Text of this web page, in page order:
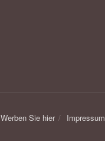
Werben Sie hier Impressum